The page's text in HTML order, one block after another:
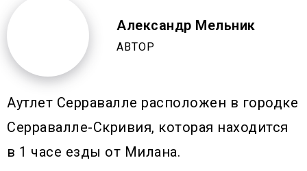
Александр Мельник
АВТОР
Аутлет Серравалле расположен в городке
Серравалле-Скривия, которая находится
в 1 часе езды от Милана.